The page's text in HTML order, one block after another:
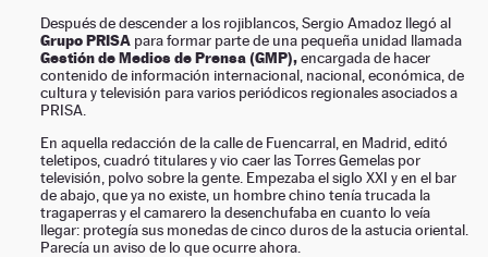
Después de descender a los rojiblancos, Sergio Amadoz llegó al
Grupo PRISA para formar parte de una pequeña unidad llamada
Gestión de Medios de Prensa (GMP),encargada de hacer
contenido de información internacional, nacional, económica, de
cultura y televisión para varios periódicos regionales asociados a
PRISA.
En aquella redacción de la calle de Fuencarral, en Madrid, editó
teletipos, cuadró titulares y vio caer las Torres Gemelas por
televisión, polvo sobre la gente. Empezaba el siglo XXI y en el bar
de abajo, que ya no existe, un hombre chino tenía trucada la
tragaperras y el camarero la desenchufaba en cuanto lo veía
llegar: protegía sus monedas de cinco duros de la astucia oriental.
Parecía un aviso de lo que ocurre ahora.